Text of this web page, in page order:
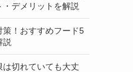
デメリットを解説
策！おすすめフード5
説
は切れていても大丈